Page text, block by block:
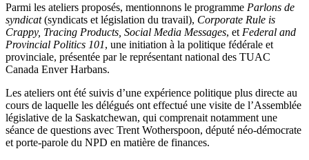
Parmi les ateliers proposés, mentionnons le programme Parlons de
syndicat(syndicats et législation du travail), Corporate Rule is
Crappy, Tracing Products, Social Media Messages, et Federal and
Provincial Politics 101, une initiation à la politique fédérale et
provinciale, présentée par le représentant national des TUAC
Canada Enver Harbans.
Les ateliers ont été suivis d’une expérience politique plus directe au
cours de laquelle les délégués ont effectué une visite de l’Assemblée
législative de la Saskatchewan, qui comprenait notamment une
séance de questions avec Trent Wotherspoon, député néo-démocrate
et porte-parole du NPD en matière de finances.